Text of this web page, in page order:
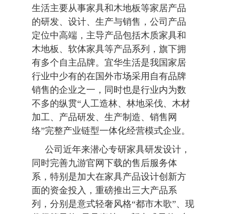
生活主要从事家具和木地板等家居产品
的研发、设计、生产与销售，公司产品
定位中高端，主导产品包括木质家具和
木地板、软体家具等产品系列，旗下拥
有多个自主品牌。宜华生活是我国家居
行业中少有的在国外市场采用自有品牌
销售的企业之一，同时也是行业内为数
不多的纵贯“人工造林、林地采伐、木材
加工、产品研发、生产制造、销售网
络”完整产业链型一体化经营模式企业。
公司近年来潜心专研家具研发设计，
同时完善九游官网下载的售后服务体
系，特别是加大在家具产品设计创新方
面的资金投入，重磅推出三大产品系
列，分别是意式轻奢风格“都市木歌”、现